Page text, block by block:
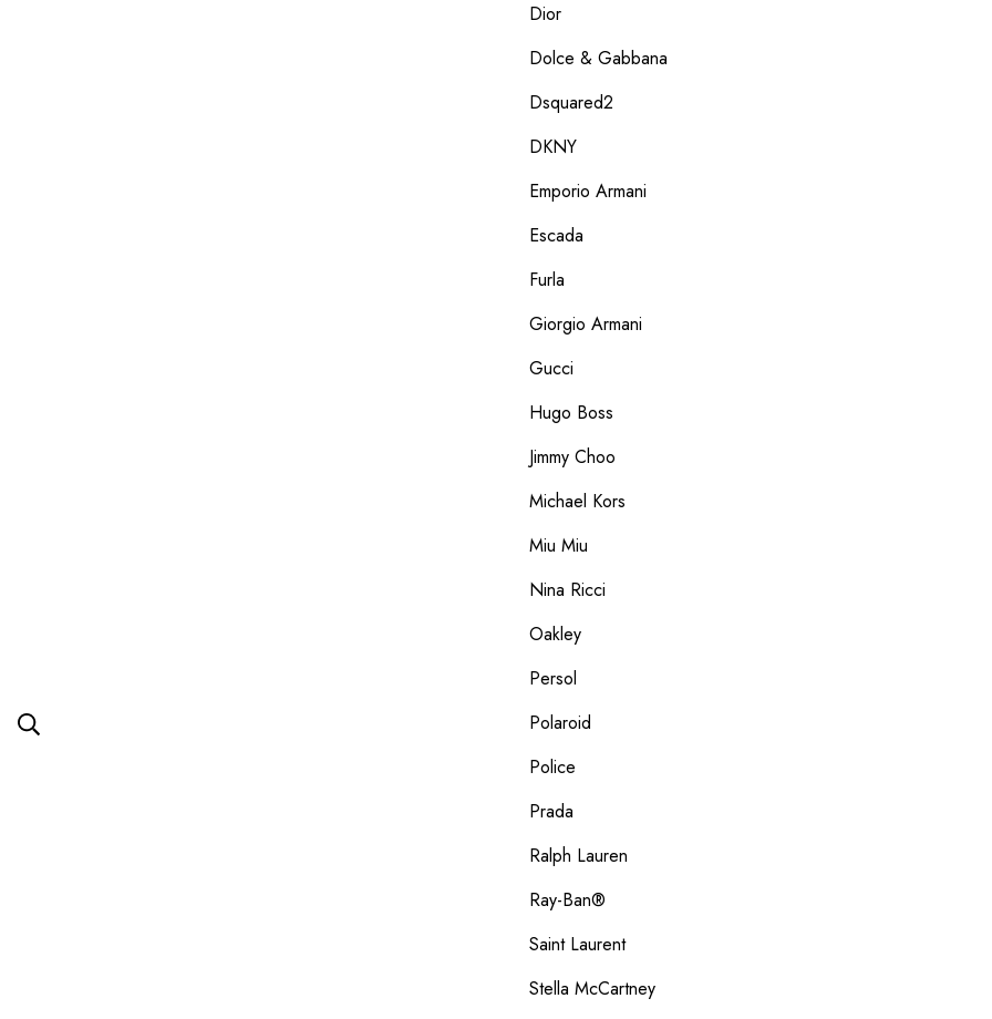
Dior
Dolce & Gabbana
Dsquared2
DKNY
Emporio Armani
Escada
Furla
Giorgio Armani
Gucci
Hugo Boss
Jimmy Choo
Michael Kors
Miu Miu
Nina Ricci
Oakley
Persol
Polaroid
Police
Prada
Ralph Lauren
Ray-Ban®
Saint Laurent
Stella McCartney